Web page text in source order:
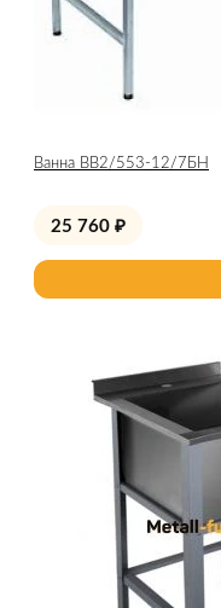
Ванна ВВ2/553-12/7БН
25 760 ₽